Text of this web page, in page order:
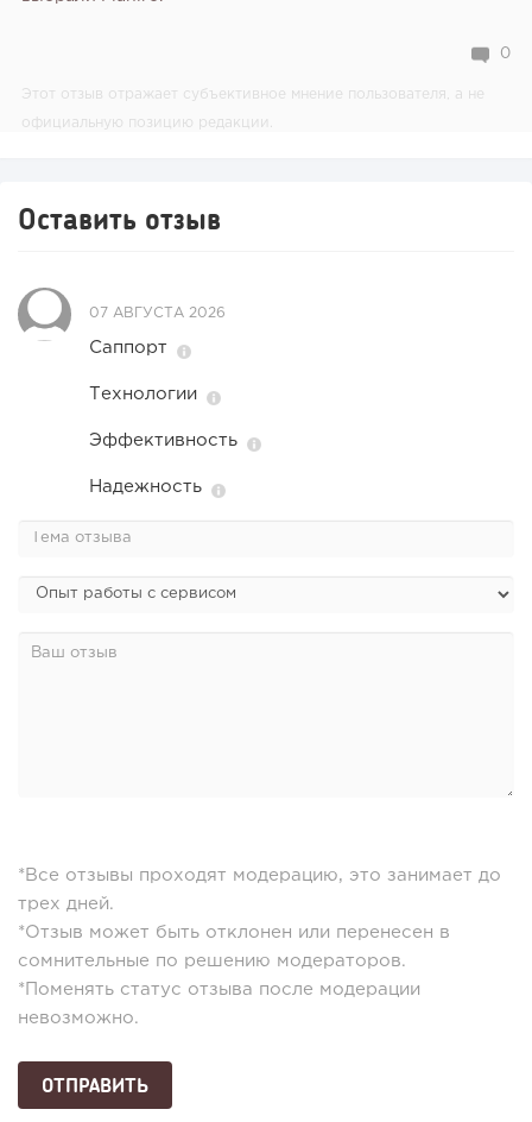
0
Этот отзыв отражает субъективное мнение пользователя, а не
официальную позицию редакции.
Оставить отзыв
07 АВГУСТА 2026
Саппорт
Технологии
Эффективность
Надежность
*Все отзывы проходят модерацию, это занимает до
трех дней.
*Отзыв может быть отклонен или перенесен в
сомнительные по решению модераторов.
*Поменять статус отзыва после модерации
невозможно.